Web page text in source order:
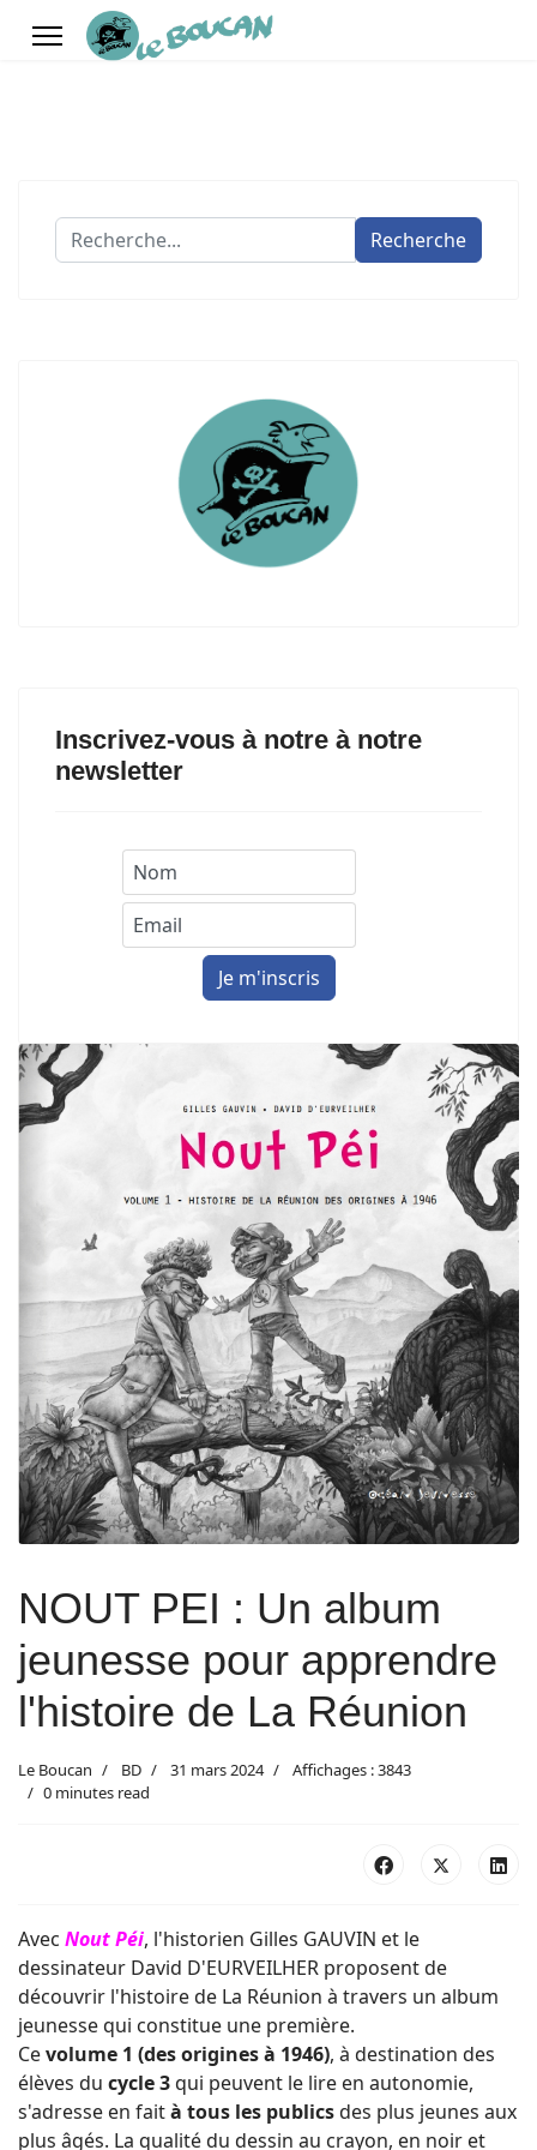
Recherche Recherche
Inscrivez-vous à notre à notre
newsletter
NOUT PEI : Un album
jeunesse pour apprendre
l'histoire de La Réunion
Le Boucan BD 31 mars 2024
Affichages : 3843
0 minutes read
Avec Nout Péi, l'historien Gilles GAUVIN et le
dessinateur David D'EURVEILHER proposent de
découvrir l'histoire de La Réunion à travers un album
jeunesse qui constitue une première.
Cevolume 1 (des origines à 1946), à destination des
élèves du cycle 3qui peuvent le lire en autonomie,
s'adresse en faità tous les publicsdes plus jeunes aux
plus âgés. La qualité du dessin au crayon, en noir et